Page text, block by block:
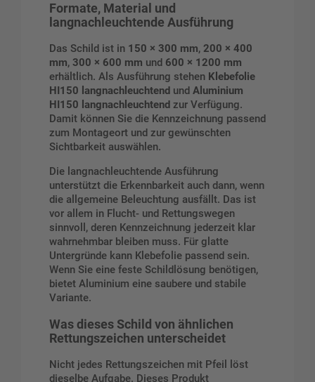
Formate, Material und
langnachleuchtende Ausführung
Das Schild ist in 150 × 300 mm, 200 × 400
mm, 300 × 600 mm und 600 × 1200 mm
erhältlich. Als Ausführung stehen Klebefolie
HI150 langnachleuchtend und Aluminium
HI150 langnachleuchtend zur Verfügung.
Damit können Sie die Kennzeichnung passend
zum Montageort und zur gewünschten
Sichtbarkeit auswählen.
Die langnachleuchtende Ausführung
unterstützt die Erkennbarkeit auch dann, wenn
die allgemeine Beleuchtung ausfällt. Das ist
vor allem in Flucht- und Rettungswegen
sinnvoll, deren Kennzeichnung jederzeit klar
wahrnehmbar bleiben muss. Für glatte
Untergründe kann Klebefolie passend sein.
Wenn Sie eine feste Schildlösung benötigen,
bietet Aluminium eine saubere und stabile
Variante.
Was dieses Schild von ähnlichen
Rettungszeichen unterscheidet
Nicht jedes Rettungszeichen mit Pfeil löst
dieselbe Aufgabe. Dieses Produkt